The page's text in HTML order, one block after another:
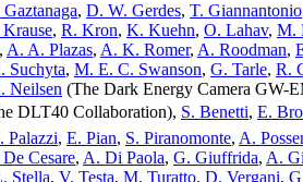
, D. W. Gerdes, T. Giannantonio
, R. Kron, K. Kuehn, O. Lahav, M.
, A. A. Plazas, A. K. Romer, A. Roodman,
Suchyta, M. E. C. Swanson, G. Tarle, R.
Neilsen (The Dark Energy Camera GW-
DLT40 Collaboration), S. Benetti, E.
Palazzi, E. Pian, S. Piranomonte, A.
Cesare, A. Di Paola, G. Giuffrida, A.
Stella, V. Testa, M. Turatto, D. Vergani,